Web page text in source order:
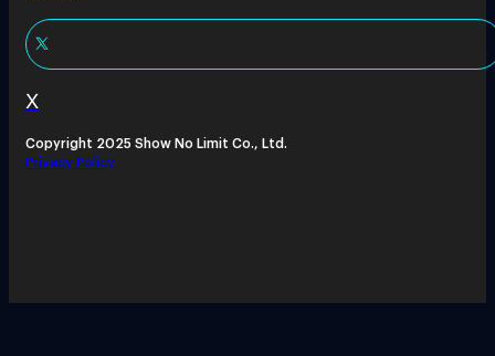
X
Copyright 2025 Show No Limit Co., Ltd.
Privacy Policy